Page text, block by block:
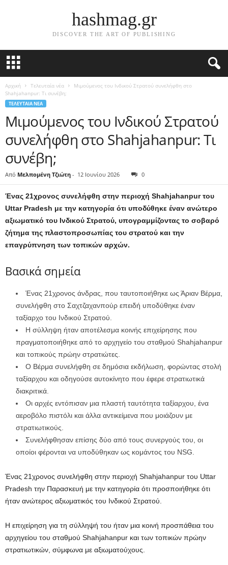
hashmag.gr
DISCOVER THE ART OF PUBLISHING
Αρχική Τελευταία νέα
Μιμούμενος του Ινδικού Στρατού συνελήφθη στο
Shahjahanpur: Τι συνέβη;
ΤΕΛΕΥΤΑΊΑ ΝΈΑ
Μιμούμενος του Ινδικού Στρατού
συνελήφθη στο Shahjahanpur: Τι
συνέβη;
Από Μελπομένη Τζιώτη - 12 Ιουνίου 2026 0
Ένας 21χρονος συνελήφθη στην περιοχή Shahjahanpur του
Uttar Pradesh με την κατηγορία ότι υποδύθηκε έναν ανώτερο
αξιωματικό του Ινδικού Στρατού, υπογραμμίζοντας το σοβαρό
ζήτημα της πλαστοπροσωπίας του στρατού και την
επαγρύπνηση των τοπικών αρχών.
Βασικά σημεία
Ένας 21χρονος άνδρας, που ταυτοποιήθηκε ως Άριαν Βέρμα,
συνελήφθη στο Σαχτζαχανπούρ επειδή υποδύθηκε έναν
ταξίαρχο του Ινδικού Στρατού.
Η σύλληψη ήταν αποτέλεσμα κοινής επιχείρησης που
πραγματοποιήθηκε από το αρχηγείο του σταθμού Shahjahanpur
και τοπικούς πρώην στρατιώτες.
Ο Βέρμα συνελήφθη σε δημόσια εκδήλωση, φορώντας στολή
ταξίαρχου και οδηγούσε αυτοκίνητο που έφερε στρατιωτικά
διακριτικά.
Οι αρχές εντόπισαν μια πλαστή ταυτότητα ταξίαρχου, ένα
αεροβόλο πιστόλι και άλλα αντικείμενα που μοιάζουν με
στρατιωτικούς.
Συνελήφθησαν επίσης δύο από τους συνεργούς του, οι
οποίοι φέρονται να υποδύθηκαν ως κομάντος του NSG.
Ένας 21χρονος συνελήφθη στην περιοχή Shahjahanpur του Uttar
Pradesh την Παρασκευή με την κατηγορία ότι προσποιήθηκε ότι
ήταν ανώτερος αξιωματικός του Ινδικού Στρατού.
Η επιχείρηση για τη σύλληψή του ήταν μια κοινή προσπάθεια του
αρχηγείου του σταθμού Shahjahanpur και των τοπικών πρώην
στρατιωτικών, σύμφωνα με αξιωματούχους.